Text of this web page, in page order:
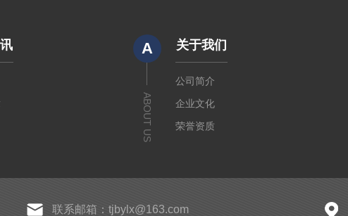
A
ABOUT US
关于我们
公司简介
企业文化
荣誉资质
联系邮箱：tjbylx@163.com